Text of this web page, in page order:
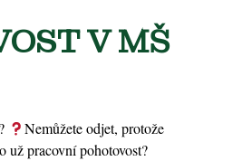
V MŠ
Nemůžete odjet, protože
už pracovní pohotovost?